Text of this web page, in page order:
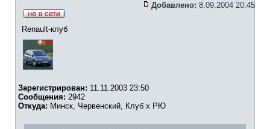
Добавлено: 8.09.2004 20:45
Renault-клуб
Зарегистрирован: 11.11.2003 23:50
Сообщения: 2942
Откуда: Минск, Червенский, Клуб х РЮ